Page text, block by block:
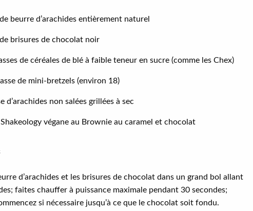
beurre d’arachides entièrement naturel
brisures de chocolat noir
de céréales de blé à faible teneur en sucre (comme les Chex)
de mini-bretzels (environ 18)
d’arachides non salées grillées à sec
végane au Brownie au caramel et chocolat
d’arachides et les brisures de chocolat dans un grand bol allant
faites chauffer à puissance maximale pendant 30 secondes;
si nécessaire jusqu’à ce que le chocolat soit fondu.